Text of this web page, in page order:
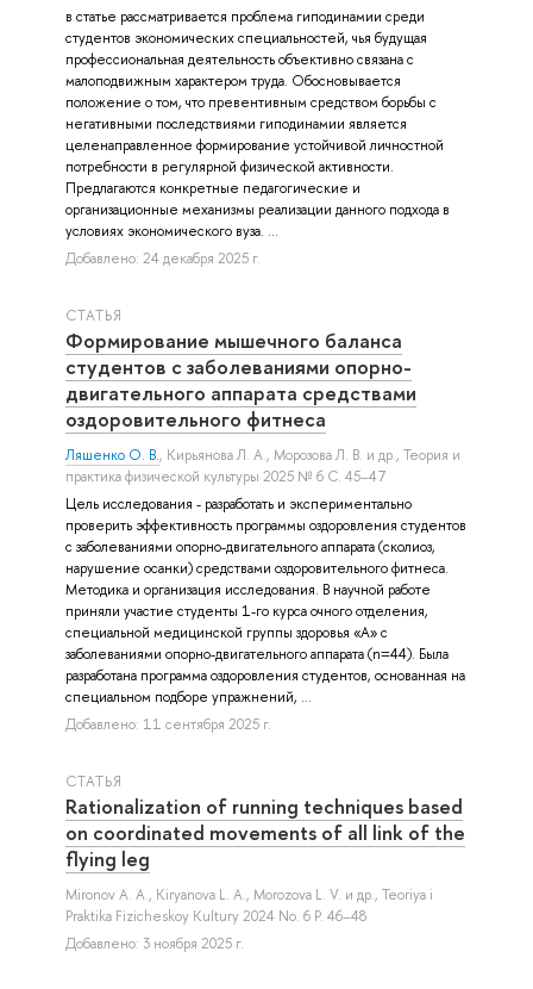
в статье рассматривается проблема гиподинамии среди
студентов экономических специальностей, чья будущая
профессиональная деятельность объективно связана с
малоподвижным характером труда. Обосновывается
положение о том, что превентивным средством борьбы с
негативными последствиями гиподинамии является
целенаправленное формирование устойчивой личностной
потребности в регулярной физической активности.
Предлагаются конкретные педагогические и
организационные механизмы реализации данного подхода в
условиях экономического вуза. ...
Добавлено: 24 декабря 2025 г.
СТАТЬЯ
Формирование мышечного баланса
студентов с заболеваниями опорно-
двигательного аппарата средствами
оздоровительного фитнеса
Ляшенко О. В., Кирьянова Л. А., Морозова Л. В. и др., Теория и
практика физической культуры 2025 № 6 С. 45–47
Цель исследования - разработать и экспериментально
проверить эффективность программы оздоровления студентов
с заболеваниями опорно-двигательного аппарата (сколиоз,
нарушение осанки) средствами оздоровительного фитнеса.
Методика и организация исследования. В научной работе
приняли участие студенты 1-го курса очного отделения,
специальной медицинской группы здоровья «А» с
заболеваниями опорно-двигательного аппарата (n=44). Была
разработана программа оздоровления студентов, основанная на
специальном подборе упражнений, ...
Добавлено: 11 сентября 2025 г.
СТАТЬЯ
Rationalization of running techniques based
on coordinated movements of all link of the
flying leg
Mironov A. A., Kiryanova L. A., Morozova L. V. и др., Teoriya i
Praktika Fizicheskoy Kultury 2024 No. 6 P. 46–48
Добавлено: 3 ноября 2025 г.